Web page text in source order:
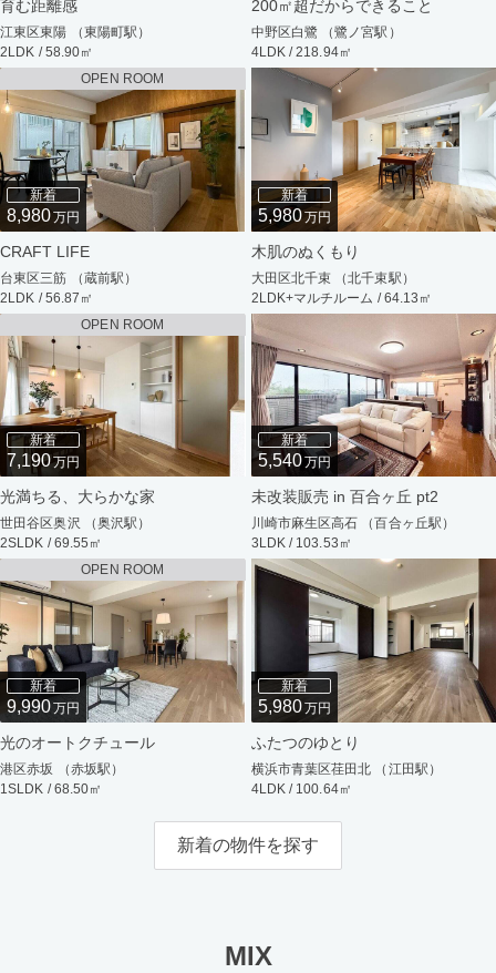
育む距離感
江東区東陽 （東陽町駅）
2LDK / 58.90㎡
200㎡超だからできること
中野区白鷺 （鷺ノ宮駅）
4LDK / 218.94㎡
OPEN ROOM
新着
8,980万円
CRAFT LIFE
台東区三筋 （蔵前駅）
2LDK / 56.87㎡
新着
5,980万円
木肌のぬくもり
大田区北千束 （北千束駅）
2LDK+マルチルーム / 64.13㎡
OPEN ROOM
新着
7,190万円
光満ちる、大らかな家
世田谷区奥沢 （奥沢駅）
2SLDK / 69.55㎡
新着
5,540万円
未改装販売 in 百合ヶ丘 pt2
川崎市麻生区高石 （百合ヶ丘駅）
3LDK / 103.53㎡
OPEN ROOM
新着
9,990万円
光のオートクチュール
港区赤坂 （赤坂駅）
1SLDK / 68.50㎡
新着
5,980万円
ふたつのゆとり
横浜市青葉区荏田北 （江田駅）
4LDK / 100.64㎡
新着の物件を探す
MIX